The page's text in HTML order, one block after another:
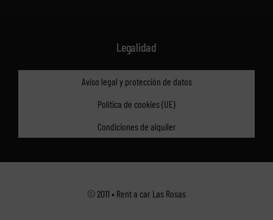
Legalidad
Aviso legal y protección de datos
Política de cookies (UE)
Condiciones de alquiler
© 2011 • Rent a car Las Rosas